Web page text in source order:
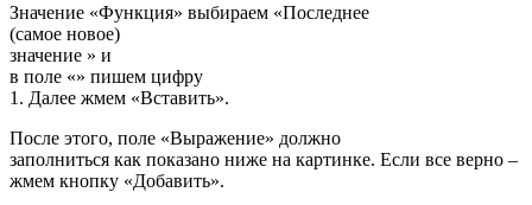
Значение «Функция» выбираем «Последнее
(самое новое)
значение » и
в поле «» пишем цифру
1. Далее жмем «Вставить».
После этого, поле «Выражение» должно
заполниться как показано ниже на картинке. Если все верно –
жмем кнопку «Добавить».